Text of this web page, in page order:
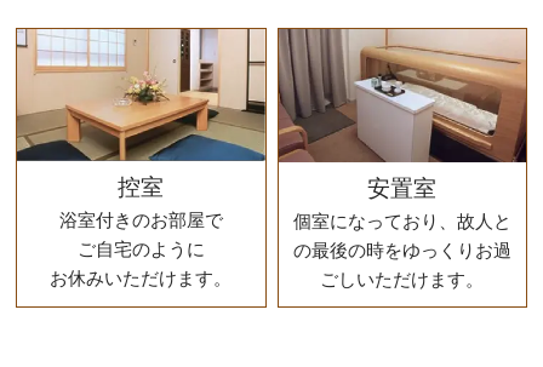
控室
浴室付きのお部屋で
ご自宅のように
お休みいただけます。
安置室
個室になっており、故人と
の最後の時をゆっくりお過
ごしいただけます。